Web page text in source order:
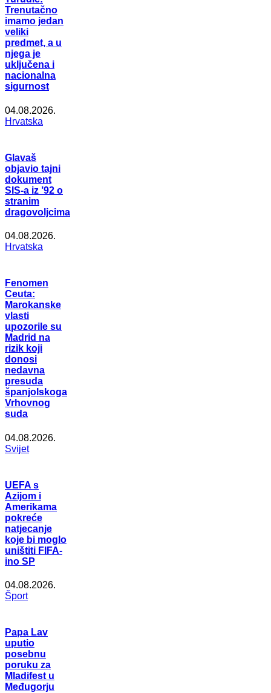
Trenutačno
imamo jedan
veliki
predmet, a u
njega je
uključena i
nacionalna
sigurnost
04.08.2026.
Hrvatska
Glavaš
objavio tajni
dokument
SIS-a iz ’92 o
stranim
dragovoljcima
04.08.2026.
Hrvatska
Fenomen
Ceuta:
Marokanske
vlasti
upozorile su
Madrid na
rizik koji
donosi
nedavna
presuda
španjolskoga
Vrhovnog
suda
04.08.2026.
Svijet
UEFA s
Azijom i
Amerikama
pokreće
natjecanje
koje bi moglo
uništiti FIFA-
ino SP
04.08.2026.
Šport
Papa Lav
uputio
posebnu
poruku za
Mladifest u
Međugorju